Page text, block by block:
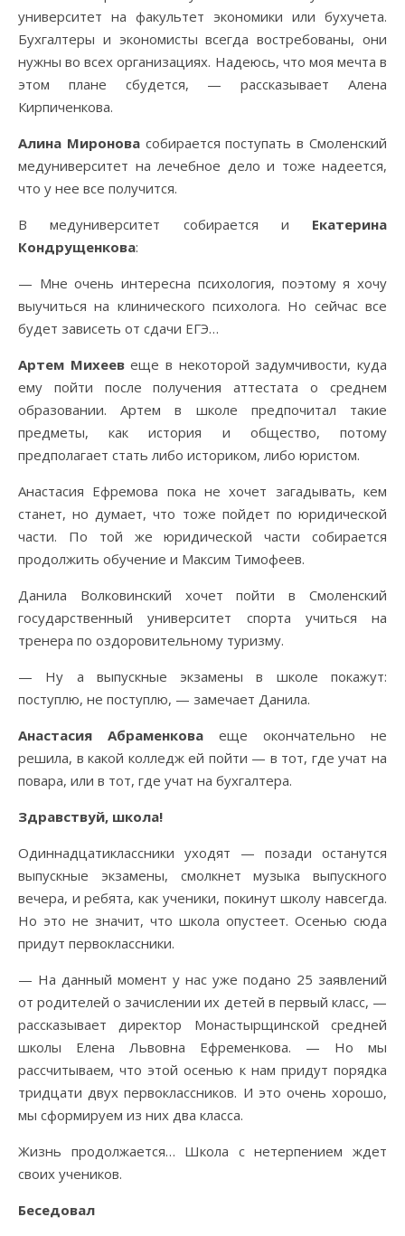
университет на факультет экономики или бухучета.
Бухгалтеры и экономисты всегда востребованы, они
нужны во всех организациях. Надеюсь, что моя мечта в
этом плане сбудется, — рассказывает Алена
Кирпиченкова.
Алина Миронова собирается поступать в Смоленский
медуниверситет на лечебное дело и тоже надеется,
что у нее все получится.
В медуниверситет собирается и Екатерина
Кондрущенкова:
— Мне очень интересна психология, поэтому я хочу
выучиться на клинического психолога. Но сейчас все
будет зависеть от сдачи ЕГЭ…
Артем Михеевеще в некоторой задумчивости, куда
ему пойти после получения аттестата о среднем
образовании. Артем в школе предпочитал такие
предметы, как история и общество, потому
предполагает стать либо историком, либо юристом.
Анастасия Ефремова пока не хочет загадывать, кем
станет, но думает, что тоже пойдет по юридической
части. По той же юридической части собирается
продолжить обучение и Максим Тимофеев.
Данила Волковинский хочет пойти в Смоленский
государственный университет спорта учиться на
тренера по оздоровительному туризму.
— Ну а выпускные экзамены в школе покажут:
поступлю, не поступлю, — замечает Данила.
Анастасия Абраменкова еще окончательно не
решила, в какой колледж ей пойти — в тот, где учат на
повара, или в тот, где учат на бухгалтера.
Здравствуй, школа!
Одиннадцатиклассники уходят — позади останутся
выпускные экзамены, смолкнет музыка выпускного
вечера, и ребята, как ученики, покинут школу навсегда.
Но это не значит, что школа опустеет. Осенью сюда
придут первоклассники.
— На данный момент у нас уже подано 25 заявлений
от родителей о зачислении их детей в первый класс, —
рассказывает директор Монастырщинской средней
школы Елена Львовна Ефременкова. — Но мы
рассчитываем, что этой осенью к нам придут порядка
тридцати двух первоклассников. И это очень хорошо,
мы сформируем из них два класса.
Жизнь продолжается… Школа с нетерпением ждет
своих учеников.
Беседовал